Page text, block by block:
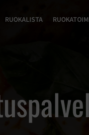
RUOKALISTA